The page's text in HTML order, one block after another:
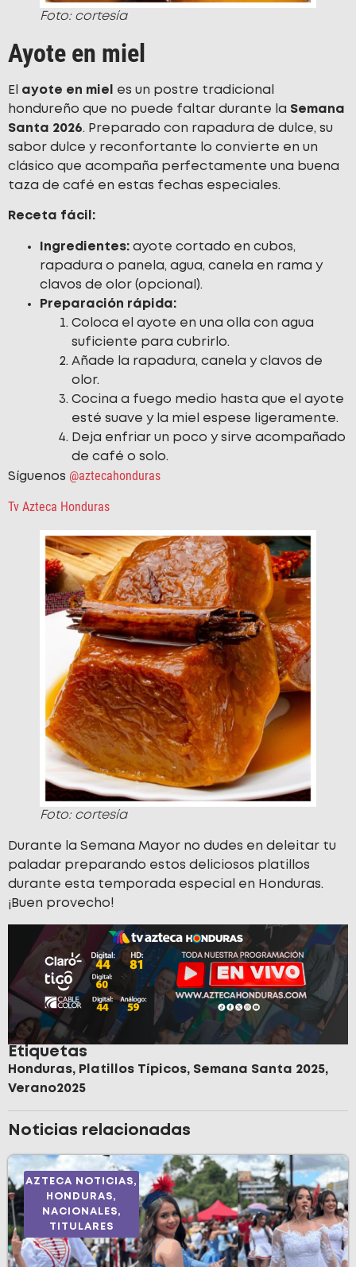
Foto: cortesía
Ayote en miel
El ayote en miel
es un postre tradicional
hondureño que no puede faltar durante la Semana
Santa 2026. Preparado con rapadura de dulce, su
sabor dulce y reconfortante lo convierte en un
clásico que acompaña perfectamente una buena
taza de café en estas fechas especiales.
Receta fácil:
Ingredientes: ayote cortado en cubos,
rapadura o panela, agua, canela en rama y
clavos de olor (opcional).
Preparación rápida:
Coloca el ayote en una olla con agua
suficiente para cubrirlo.
Añade la rapadura, canela y clavos de
olor.
Cocina a fuego medio hasta que el ayote
esté suave y la miel espese ligeramente.
Deja enfriar un poco y sirve acompañado
de café o solo.
Síguenos @aztecahonduras
Tv Azteca Honduras
Foto: cortesía
Durante la Semana Mayor no dudes en deleitar tu
paladar preparando estos deliciosos platillos
durante esta temporada especial en Honduras.
¡Buen provecho!
Etiquetas
Honduras, Platillos Típicos, Semana Santa 2025,
Verano2025
Noticias relacionadas
AZTECA NOTICIAS,
HONDURAS,
NACIONALES,
TITULARES